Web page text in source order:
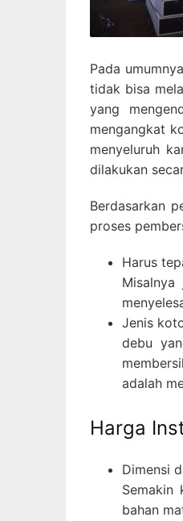
Pada
tidak bisa
yang
mengangkat
menyeluruh
dilakukan
Berdasarkan
proses
Harus
Jenis
debu
adalah
Harga
Dimensi
Semakin
bahan